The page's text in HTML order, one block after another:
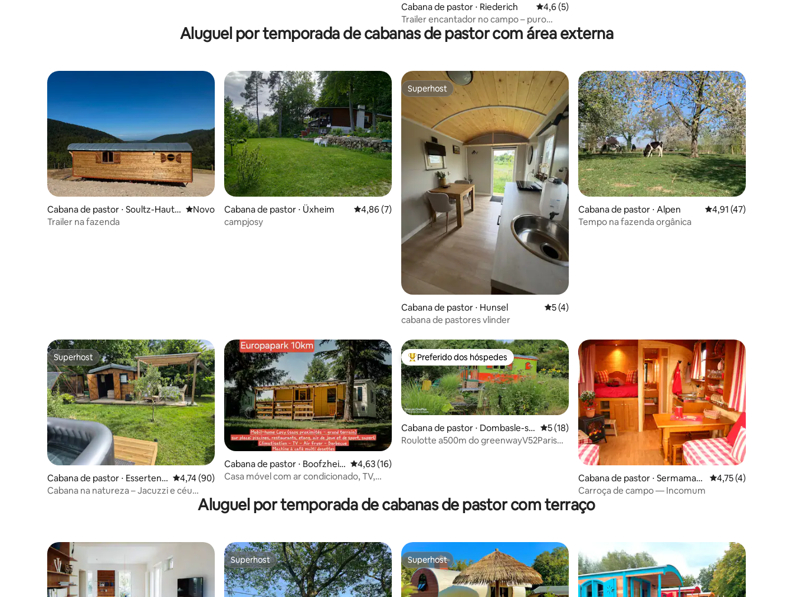
Cabana de pastor ⋅ Riederich 4,6 de uma avaliação média de 5, 5 avaliações
4,6 (5)
Trailer encantador no campo – puro
relaxamento
Aluguel por temporada de cabanas de pastor com área externa
Cabana de pastor ⋅ Soultz-Haut-
Rhin
Novo lugar para ficar
Novo
Trailer na fazenda
Cabana de pastor ⋅ Üxheim 4,86 de uma avaliação média de 5, 7 avaliações
4,86 (7)
campjosy
Superhost
Superhost
Cabana de pastor ⋅ Hunsel 5 de uma avaliação média de 5, 4 avaliações
5 (4)
cabana de pastores vlinder
Cabana de pastor ⋅ Alpen 4,91 de uma
4,91 (47)
Tempo na fazenda orgânica
Superhost
Superhost
Cabana de pastor ⋅ Essertenn
e-et-Cecey
4,74 de uma avaliação média de 5, 90 avaliações
4,74 (90)
Cabana na natureza – Jacuzzi e céu
Cabana de pastor ⋅ Boofzhei
m
4,63 de uma avaliação média de 5, 16 avaliações
4,63 (16)
Casa móvel com ar condicionado, TV,
Entre os melhores preferidos dos hóspedes
Preferido dos hóspedes
Cabana de pastor ⋅ Dombasle-su
r-Meurthe
5 de uma avaliação média de 5, 18 avaliações
5 (18)
Roulotte a500m do greenwayV52Paris
Cabana de pastor ⋅ Sermamag
ny
4,75 de uma
4,75 (4)
Carroça de campo — Incomum
Aluguel por temporada de cabanas de pastor com terraço
Superhost
Superhost Superhost
Superhost